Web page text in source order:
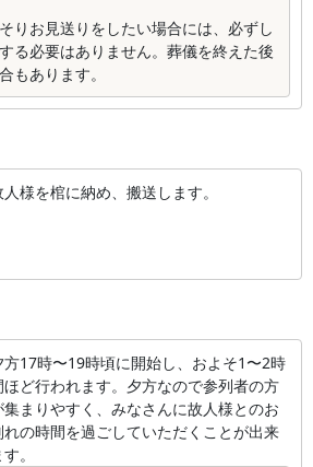
りお見送りをしたい場合には、必ずし
る必要はありません。葬儀を終えた後
もあります。
人様を棺に納め、搬送します。
方17時〜19時頃に開始し、およそ1〜2時
ほど行われます。夕方なので参列者の方
集まりやすく、みなさんに故人様とのお
れの時間を過ごしていただくことが出来
。